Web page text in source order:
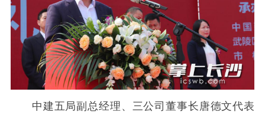
中建五局副总经理、三公司董事长唐德文代表